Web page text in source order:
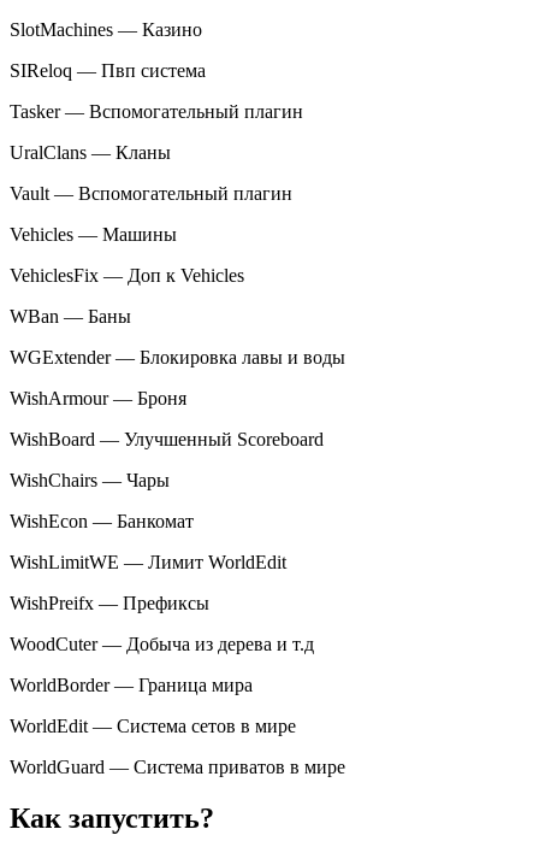
SlotMachines — Казино
SIReloq — Пвп система
Tasker — Вспомогательный плагин
UralClans — Кланы
Vault — Вспомогательный плагин
Vehicles — Машины
VehiclesFix — Доп к Vehicles
WBan — Баны
WGExtender — Блокировка лавы и воды
WishArmour — Броня
WishBoard — Улучшенный Scoreboard
WishChairs — Чары
WishEcon — Банкомат
WishLimitWE — Лимит WorldEdit
WishPreifx — Префиксы
WoodCuter — Добыча из дерева и т.д
WorldBorder — Граница мира
WorldEdit — Система сетов в мире
WorldGuard — Система приватов в мире
Как запустить?